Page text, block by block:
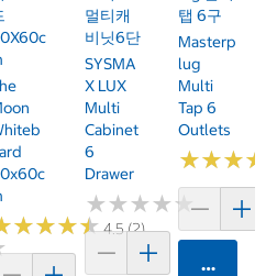
★★★★
★★★★4.5 (2)
멀티캐
비닛6단
SYSMA
X LUX
Multi
Cabinet
6
Drawer
★★★★★
★★★★★
탭 6구
Masterp
Lug
Multi
Tap 6
Outlets
★★★
★★★
카트에